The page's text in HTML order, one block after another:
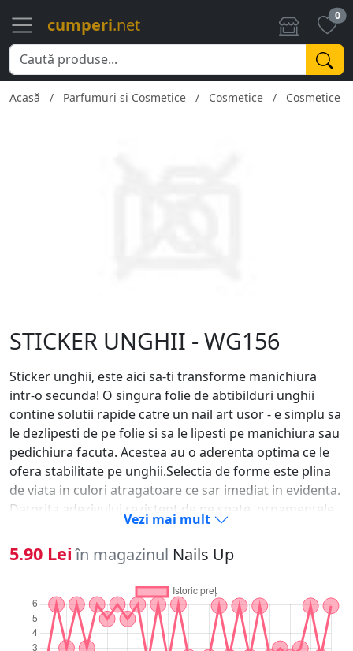
cumperi.net 0
Acasă Parfumuri si Cosmetice Cosmetice Cosmetice
STICKER UNGHII - WG156
Sticker unghii, este aici sa-ti transforme manichiura
intr-o secunda! O singura folie de abtibilduri unghii
contine solutii rapide catre un nail art usor - e simplu sa
le dezlipesti de pe folie si sa le lipesti pe manichiura sau
pedichiura facuta. Acestea au o aderenta optima ce le
ofera stabilitate pe unghii.Selectia de forme este plina
de viata in culori atragatoare ce sar imediat in evidenta.
Datorita adezivului rezistent de pe spate, ornamentele
se fixeaza usor pe oja clasica, oja semipermanenta, pe
unghia naturala sau tehnica pentru saptamani in sir.-
Alege modelul dorit si dezlipeste-l cu unghia. - Aplica un
strat de oja si las-o sa se usuce.- Aseaza modelul pe
unghie si preseaza-l usor de cateva ori.- Pentru
rezultate de lunga durata, sigileaza ornamentele unghii
sub un strat de top coat.
Vezi mai mult
5.90 Lei în magazinul Nails Up